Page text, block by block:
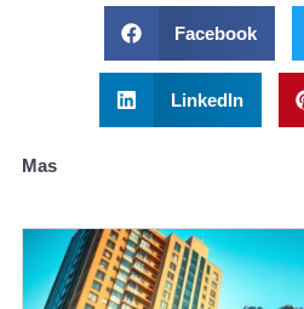
Facebook
LinkedIn
Mas